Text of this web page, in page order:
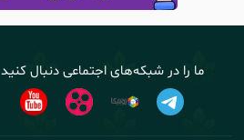
ما را در شبکه‌های اجتماعی دنبال کنید